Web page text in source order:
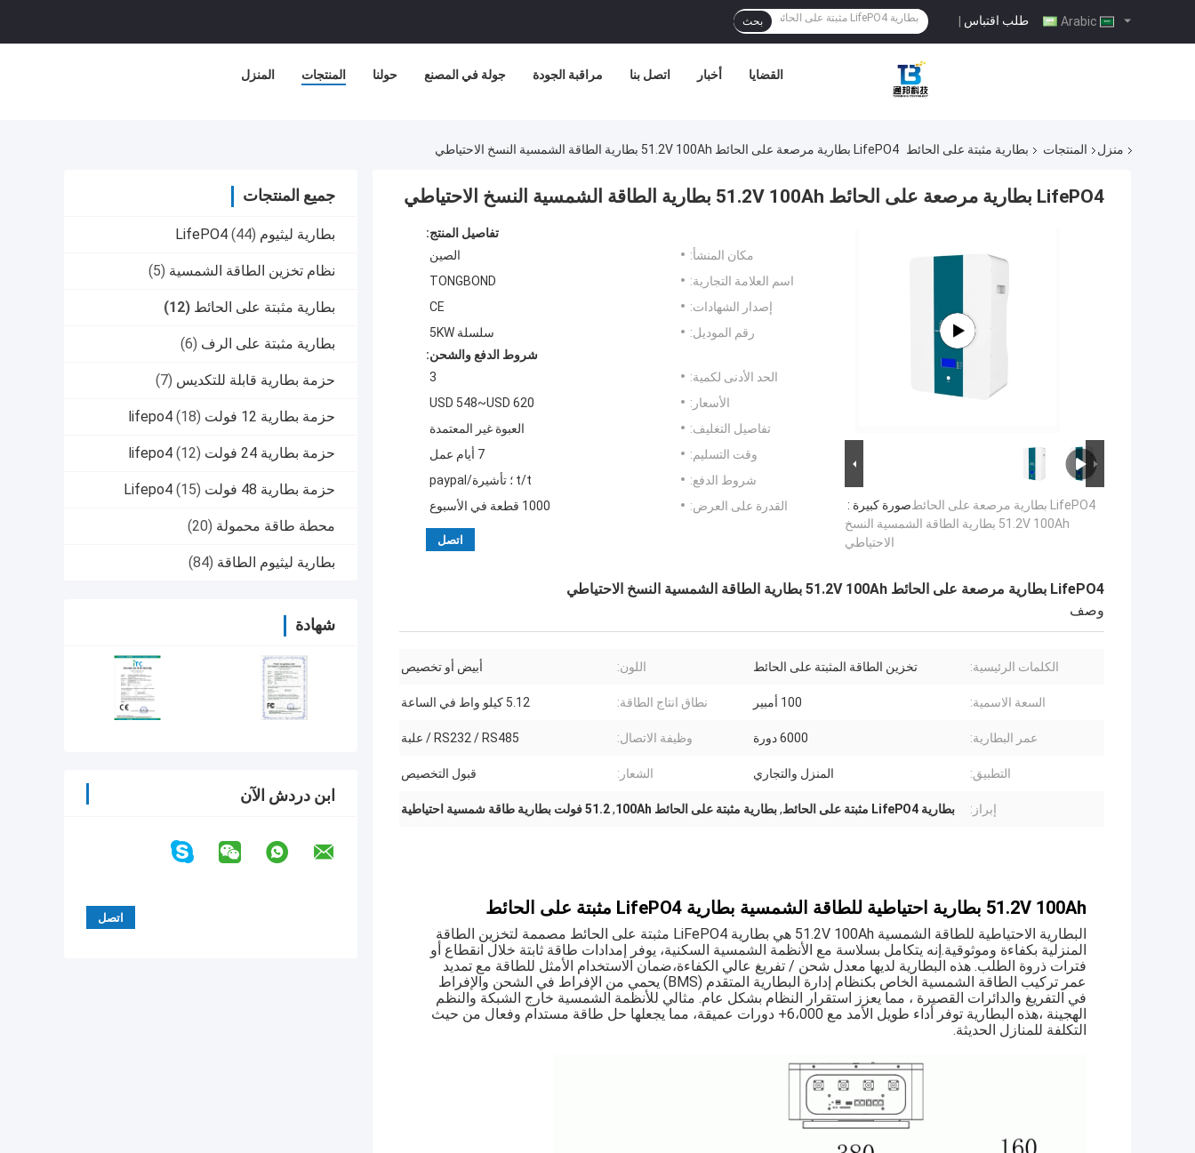
طلب اقتباس | بحث
المنزل المنتجات حولنا جولة في المصنع مراقبة الجودة اتصل بنا أخبار القضايا
منزل المنتجات بطارية مثبتة على الحائط LifePO4 بطارية مرصعة على الحائط 51.2V 100Ah بطارية الطاقة الشمسية النسخ الاحتياطي
جميع المنتجات
بطارية ليثيوم LifePO4 (44)
نظام تخزين الطاقة الشمسية (5)
بطارية مثبتة على الحائط (12)
بطارية مثبتة على الرف (6)
حزمة بطارية قابلة للتكديس (7)
حزمة بطارية 12 فولت lifepo4 (18)
حزمة بطارية 24 فولت lifepo4 (12)
حزمة بطارية 48 فولت Lifepo4 (15)
محطة طاقة محمولة (20)
بطارية ليثيوم الطاقة (84)
شهادة
ابن دردش الآن
LifePO4 بطارية مرصعة على الحائط 51.2V 100Ah بطارية الطاقة الشمسية النسخ الاحتياطي
صورة كبيرة :LifePO4 بطارية مرصعة على الحائط
51.2V 100Ah بطارية الطاقة الشمسية النسخ
الاحتياطي
تفاصيل المنتج:
مكان المنشأ:
الصين
اسم العلامة التجارية:
TONGBOND
إصدار الشهادات:
CE
رقم الموديل:
سلسلة 5KW
شروط الدفع والشحن:
الحد الأدنى لكمية:
3
الأسعار:
USD 548~USD 620
تفاصيل التغليف:
العبوة غير المعتمدة
وقت التسليم:
7 أيام عمل
شروط الدفع:
t/t ؛ تأشيرة/paypal
القدرة على العرض:
1000 قطعة في الأسبوع
اتصل
LifePO4 بطارية مرصعة على الحائط 51.2V 100Ah بطارية الطاقة الشمسية النسخ الاحتياطي
وصف
الكلمات الرئيسية: تخزين الطاقة المثبتة على الحائط اللون: أبيض أو تخصيص
السعة الاسمية: 100 أمبير نطاق انتاج الطاقة: 5.12 كيلو واط في الساعة
عمر البطارية: 6000 دورة وظيفة الاتصال: RS232 / RS485 / علبة
التطبيق: المنزل والتجاري الشعار: قبول التخصيص
إبراز: بطارية LifePO4 مثبتة على الحائط ,بطارية مثبتة على الحائط 100Ah ,51.2 فولت بطارية طاقة شمسية احتياطية
51.2V 100Ah بطارية احتياطية للطاقة الشمسية بطارية LifePO4 مثبتة على الحائط
البطارية الاحتياطية للطاقة الشمسية 51.2V 100Ah هي بطارية LiFePO4 مثبتة على الحائط مصممة لتخزين الطاقة
المنزلية بكفاءة وموثوقية.إنه يتكامل بسلاسة مع الأنظمة الشمسية السكنية، يوفر إمدادات طاقة ثابتة خلال انقطاع أو
فترات ذروة الطلب. هذه البطارية لديها معدل شحن / تفريغ عالي الكفاءة،ضمان الاستخدام الأمثل للطاقة مع تمديد
عمر تركيب الطاقة الشمسية الخاص بكنظام إدارة البطارية المتقدم (BMS) يحمي من الإفراط في الشحن والإفراط
في التفريغ والدائرات القصيرة ، مما يعزز استقرار النظام بشكل عام. مثالي للأنظمة الشمسية خارج الشبكة والنظم
الهجينة ،هذه البطارية توفر أداء طويل الأمد مع 6،000+ دورات عميقة، مما يجعلها حل طاقة مستدام وفعال من حيث
التكلفة للمنازل الحديثة.